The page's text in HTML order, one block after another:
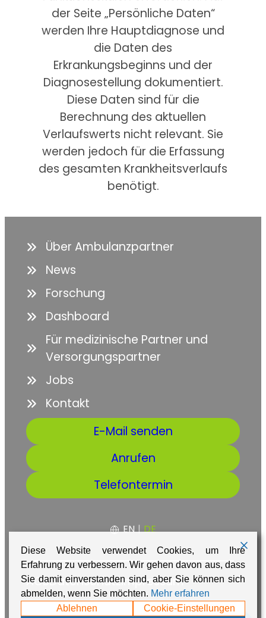
der Seite „Persönliche Daten“
werden Ihre Hauptdiagnose und
die Daten des
Erkrankungsbeginns und der
Diagnosestellung dokumentiert.
Diese Daten sind für die
Berechnung des aktuellen
Verlaufswerts nicht relevant. Sie
werden jedoch für die Erfassung
des gesamten Krankheitsverlaufs
benötigt.
Über Ambulanzpartner
News
Forschung
Dashboard
Für medizinische Partner und
Versorgungspartner
Jobs
Kontakt
E-Mail senden
Anrufen
Telefontermin
EN | DE
AGBDatenschutzImpressum
Made with ❤️ in Namibia byAdaire
Diese Website verwendet Cookies, um Ihre
Erfahrung zu verbessern. Wir gehen davon aus, dass
Sie damit einverstanden sind, aber Sie können sich
abmelden, wenn Sie möchten. Mehr erfahren
Ablehnen
Cookie-Einstellungen